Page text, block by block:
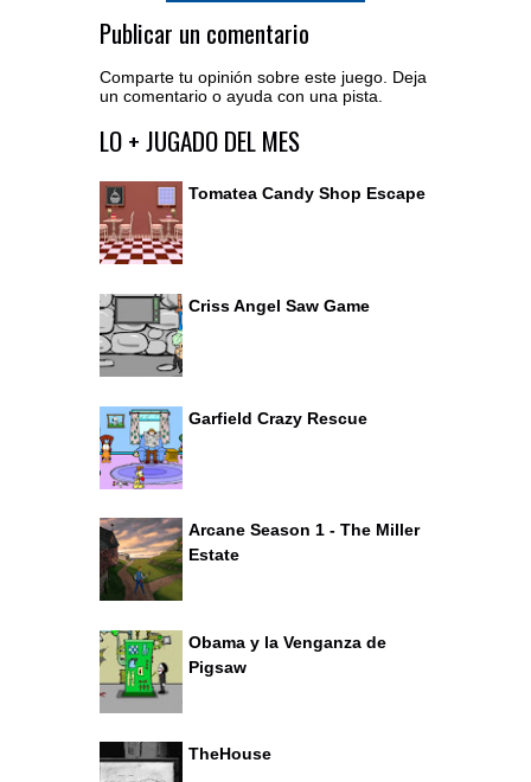
Publicar un comentario
Comparte tu opinión sobre este juego. Deja
un comentario o ayuda con una pista.
Acceder al editor de comentarios
LO + JUGADO DEL MES
Tomatea Candy Shop Escape
Criss Angel Saw Game
Garfield Crazy Rescue
Arcane Season 1 - The Miller
Estate
Obama y la Venganza de
Pigsaw
TheHouse